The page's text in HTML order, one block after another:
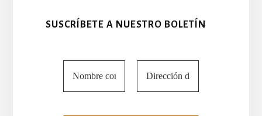
SUSCRÍBETE A NUESTRO BOLETÍN